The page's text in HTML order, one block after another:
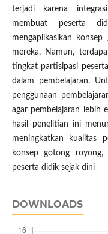
terjadi karena
membuat peserta
mengaplikasikan
mereka. Namun,
tingkat partisipasi
dalam pembelajaran.
penggunaan
agar pembelajaran lebih
hasil penelitian ini
meningkatkan kualitas
konsep gotong royong,
peserta didik sejak dini
DOWNLOADS